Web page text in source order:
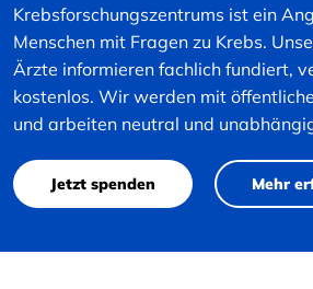
Krebsforschungszentrums ist ein
Menschen mit Fragen zu Krebs.
Ärzte informieren fachlich fundiert,
kostenlos. Wir werden mit
und arbeiten neutral und
Jetzt spenden Mehr